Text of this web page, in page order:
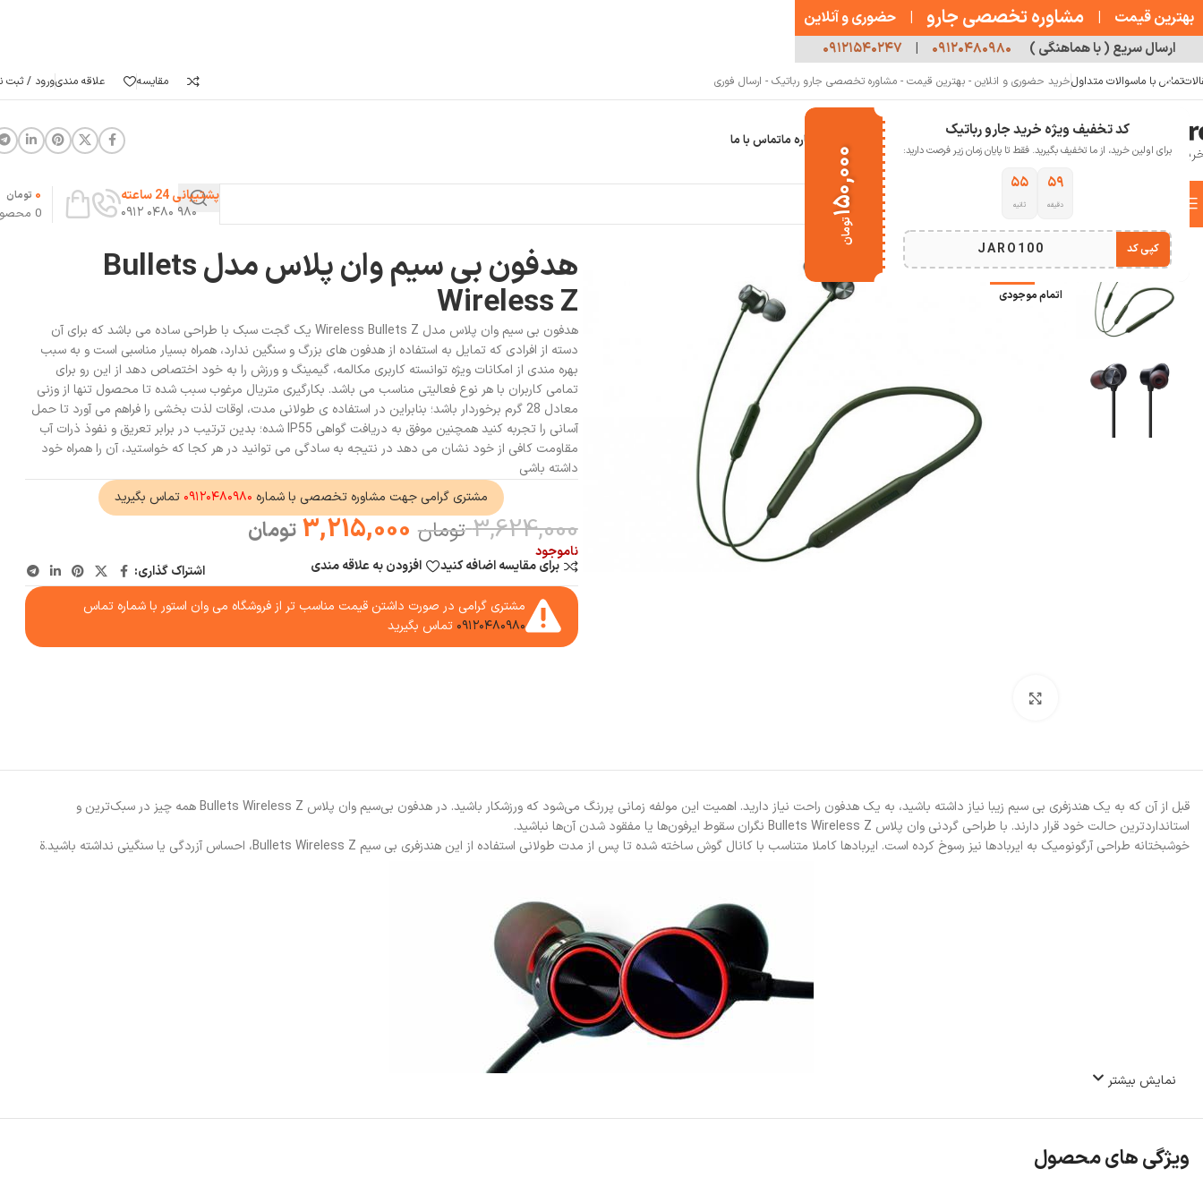
کد تخفیف ویژه خرید جارو رباتیک
برای اولین خرید، از ما تخفیف بگیرید. فقط تا پایان زمان زیر فرصت دارید:
۵۹
دقیقه
۵۴
ثانیه
JARO100 کپی کد
۱۵۰,۰۰۰
تومان
تماس با ماسوالات متداولخرید حضوری و انلاین - بهترین قیمت - مشاوره تخصصی جارو رباتیک - ارسال فوری مقایسه علاقه مندیورود / ثبت
خانه جارو رباتیک درباره ماتماس با ما
انتخاب دسته بندی
پشتیبانی 24 ساعته
۹۸۰ ۰۴۸۰ ۰۹۱۲
0
0 تومان
خانه هدفون و هدست هدفون بی سیم وان پلاس مدل Bullets Wireless Z
-11%
اتمام موجودی
هدفون بی سیم وان پلاس مدل Bullets
Wireless Z
هدفون بی سیم وان پلاس مدل Wireless Bullets Z یک گجت سبک با طراحی ساده می باشد که برای آن
دسته از افرادی که تمایل به استفاده از هدفون های بزرگ و سنگین ندارد، همراه بسیار مناسبی است و به سبب
بهره مندی از امکانات ویژه توانسته کاربری مکالمه، گیمینگ و ورزش را به خود اختصاص دهد از این رو برای
تمامی کاربران با هر نوع فعالیتی مناسب می باشد. بکارگیری متریال مرغوب سبب شده تا محصول تنها از وزنی
معادل 28 گرم برخوردار باشد؛ بنابراین در استفاده ی طولانی مدت، اوقات لذت بخشی را فراهم می آورد تا حمل
آسانی را تجربه کنید همچنین موفق به دریافت گواهی IP55 شده؛ بدین ترتیب در برابر تعریق و نفوذ ذرات آب
مقاومت کافی از خود نشان می دهد در نتیجه به سادگی می توانید در هر کجا که خواستید، آن را همراه خود
داشته باشی
مشتری گرامی جهت مشاوره تخصصی با شماره ۰۹۱۲۰۴۸۰۹۸۰ تماس بگیرید
3,624,000 تومان 3,215,000 تومان
ناموجود
برای مقایسه اضافه کنید افزودن به علاقه مندی
اشتراک گذاری:
مشتری گرامی در صورت داشتن قیمت مناسب تر از فروشگاه می وان استور با شماره تماس
۰۹۱۲۰۴۸۰۹۸۰ تماس بگیرید
قبل از آن که به یک هندزفری بی سیم زیبا نیاز داشته باشید، به یک هدفون راحت نیاز دارید. اهمیت این مولفه زمانی پررنگ می‌شود که ورزشکار باشید. در هدفون بی‌سیم وان پلاس Bullets Wireless Z همه چیز در سبک‌ترین و
استانداردترین حالت خود قرار دارند. با طراحی گردنی وان پلاس Bullets Wireless Z نگران سقوط ایرفون‌ها یا مفقود شدن آن‌ها نباشید.
خوشبختانه طراحی آرگونومیک به ایربادها نیز رسوخ کرده است. ایربادها کاملا متناسب با کانال گوش ساخته شده تا پس از مدت طولانی استفاده از این هندزفری بی سیم Bullets Wireless Z، احساس آزردگی یا سنگینی نداشته باشید.ة
نمایش بیشتر
ویژگی های محصول
بهترین قیمت | مشاوره تخصصی جارو | حضوری و آنلاین
ارسال سریع ( با هماهنگی ) ۰۹۱۲۰۴۸۰۹۸۰ | ۰۹۱۲۱۵۴۰۲۴۷